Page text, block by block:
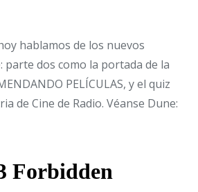
hablamos de los nuevos
parte dos como la portada de la
PELÍCULAS, y el quiz
de Cine de Radio. Véanse Dune: